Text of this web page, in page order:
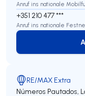
Anruf ins nationale
+351 210 477 ***
Anruf ins nationale
RE/MAX Extra
Números Pautados,